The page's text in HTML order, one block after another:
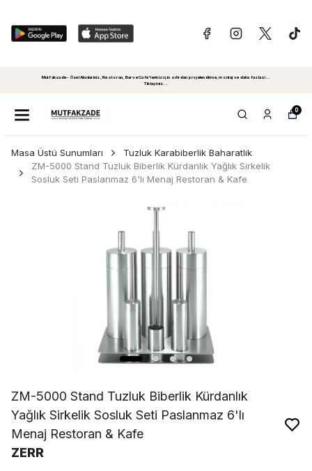
Mutfakzade - Özel Alanlariniz, Restoran, Bar ve Cafe'leriniz için sıfırdan projelendirme, montaj ve daha fazlasi...
Tiklayiniz...
0
Masa Üstü Sunumları
Tuzluk Karabiberlik Baharatlık
ZM-5000 Stand Tuzluk Biberlik Kürdanlık Yağlık Sirkelik
Sosluk Seti Paslanmaz 6'lı Menaj Restoran & Kafe
ZM-5000 Stand Tuzluk Biberlik Kürdanlık
Yağlık Sirkelik Sosluk Seti Paslanmaz 6'lı
Menaj Restoran & Kafe
ZERR